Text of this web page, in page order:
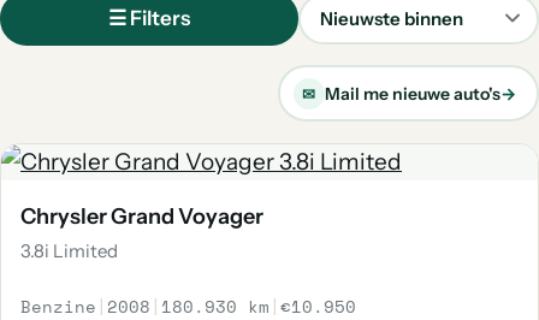
☰ Filters
Sorteren
✉ Mail me nieuwe auto's→
Chrysler Grand Voyager
3.8i Limited
Benzine | 2008 | 180.930 km |€10.950